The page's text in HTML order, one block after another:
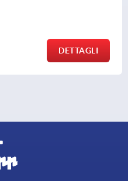
più le spese di spedizione